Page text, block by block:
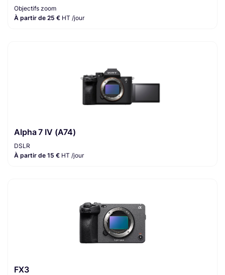
Objectifs zoom
À partir de 25 € HT /jour
Alpha 7 IV (A74)
DSLR
À partir de 15 € HT /jour
FX3